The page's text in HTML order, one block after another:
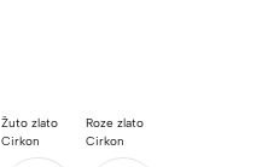
Žuto zlato
Cirkon
Roze zlato
Cirkon